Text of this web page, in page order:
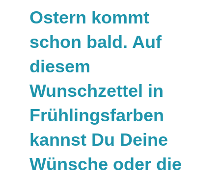
Ostern kommt
schon bald. Auf
diesem
Wunschzettel in
Frühlingsfarben
kannst Du Deine
Wünsche oder die